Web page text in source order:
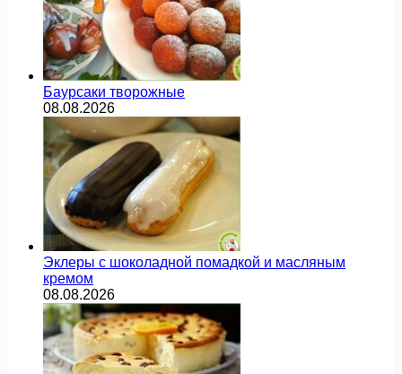
Баурсаки творожные
08.08.2026
Эклеры с шоколадной помадкой и масляным
кремом
08.08.2026